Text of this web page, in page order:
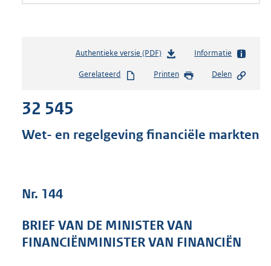
Authentieke versie (PDF)b
s
s
e
:
Informatie
Gerelateerd Printen Delen
32 545
Wet- en regelgeving financiële markten
Nr. 144
BRIEF VAN DE MINISTER VAN
FINANCIËNMINISTER VAN FINANCIËN